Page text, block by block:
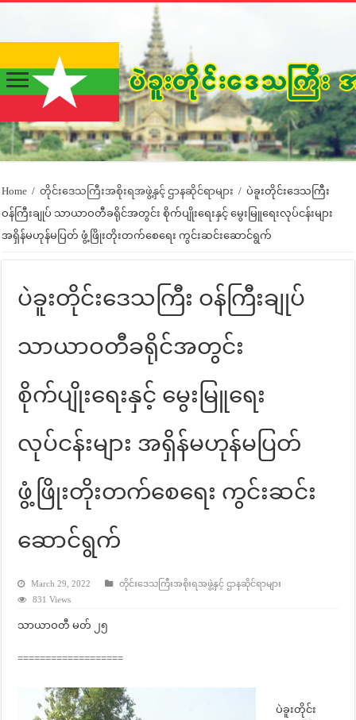
Home / တိုင်းဒေသကြီးအစိုးရအဖွဲ့နှင့် ဌာနဆိုင်ရာများ / ပဲခူးတိုင်းဒေသကြီး
ဝန်ကြီးချုပ် သာယာဝတီခရိုင်အတွင်း စိုက်ပျိုးရေးနှင့် မွေးမြူရေးလုပ်ငန်းများ
အရှိန်မဟုန်မပြတ် ဖွံ့ဖြိုးတိုးတက်စေရေး ကွင်းဆင်းဆောင်ရွက်
ပဲခူးတိုင်းဒေသကြီး ဝန်ကြီးချုပ်
သာယာဝတီခရိုင်အတွင်း
စိုက်ပျိုးရေးနှင့် မွေးမြူရေး
လုပ်ငန်းများ အရှိန်မဟုန်မပြတ်
ဖွံ့ဖြိုးတိုးတက်စေရေး ကွင်းဆင်း
ဆောင်ရွက်
March 29, 2022
တိုင်းဒေသကြီးအစိုးရအဖွဲ့နှင့် ဌာနဆိုင်ရာများ
831 Views
သာယာဝတီ မတ် ၂၅
===================
ပဲခူးတိုင်း